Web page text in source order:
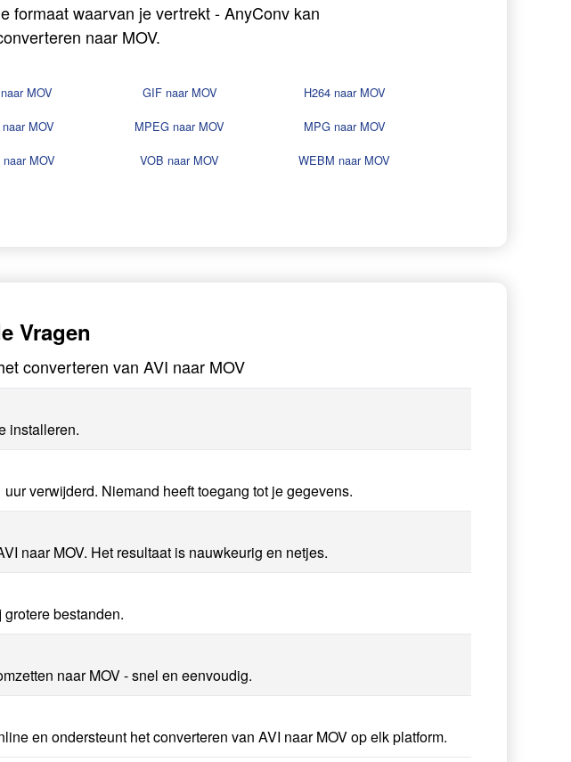
formaat waarvan je vertrekt - AnyConv kan
naar MOV.
MOV GIF naar MOV
H264 naar MOV
MOV MPEG naar MOV
MPG naar MOV
MOV VOB naar MOV
WEBM naar MOV
Vragen
converteren van AVI naar MOV
installeren.
verwijderd. Niemand heeft toegang tot je gegevens.
naar MOV. Het resultaat is nauwkeurig en netjes.
bestanden.
naar MOV - snel en eenvoudig.
en ondersteunt het converteren van AVI naar MOV op elk platform.